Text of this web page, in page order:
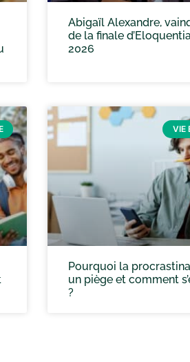
Abigaïl Alexandre,
de la finale
2026
VIE
Pourquoi la
un piège et comment
?